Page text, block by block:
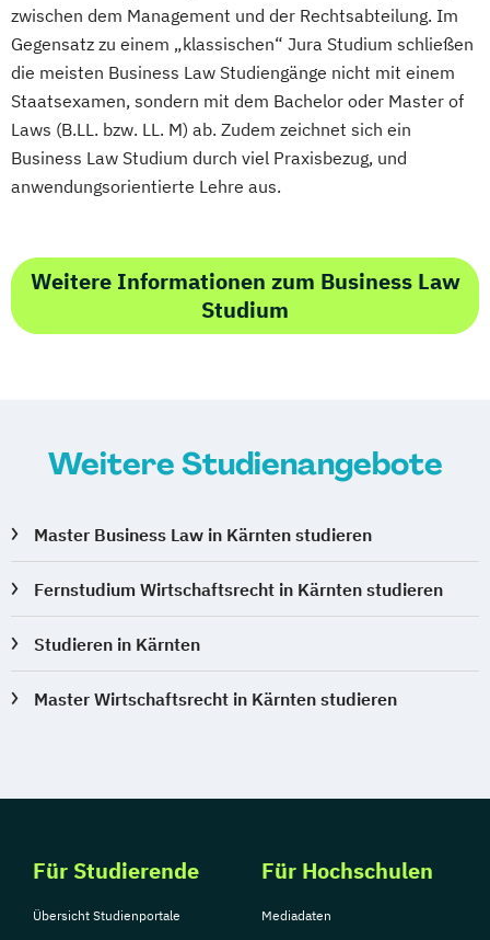
zwischen dem Management und der Rechtsabteilung. Im
Gegensatz zu einem „klassischen“ Jura Studium schließen
die meisten Business Law Studiengänge nicht mit einem
Staatsexamen, sondern mit dem Bachelor oder Master of
Laws (B.LL. bzw. LL. M) ab. Zudem zeichnet sich ein
Business Law Studium durch viel Praxisbezug, und
anwendungsorientierte Lehre aus.
Weitere Informationen zum Business Law
Studium
Weitere Studienangebote
Master Business Law in Kärnten studieren
Fernstudium Wirtschaftsrecht in Kärnten studieren
Studieren in Kärnten
Master Wirtschaftsrecht in Kärnten studieren
Für Studierende
Übersicht Studienportale
Für Hochschulen
Mediadaten